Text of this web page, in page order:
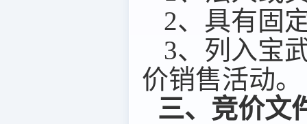
2、 具有固
3、 列入宝
价销售活动。
三、竞价文